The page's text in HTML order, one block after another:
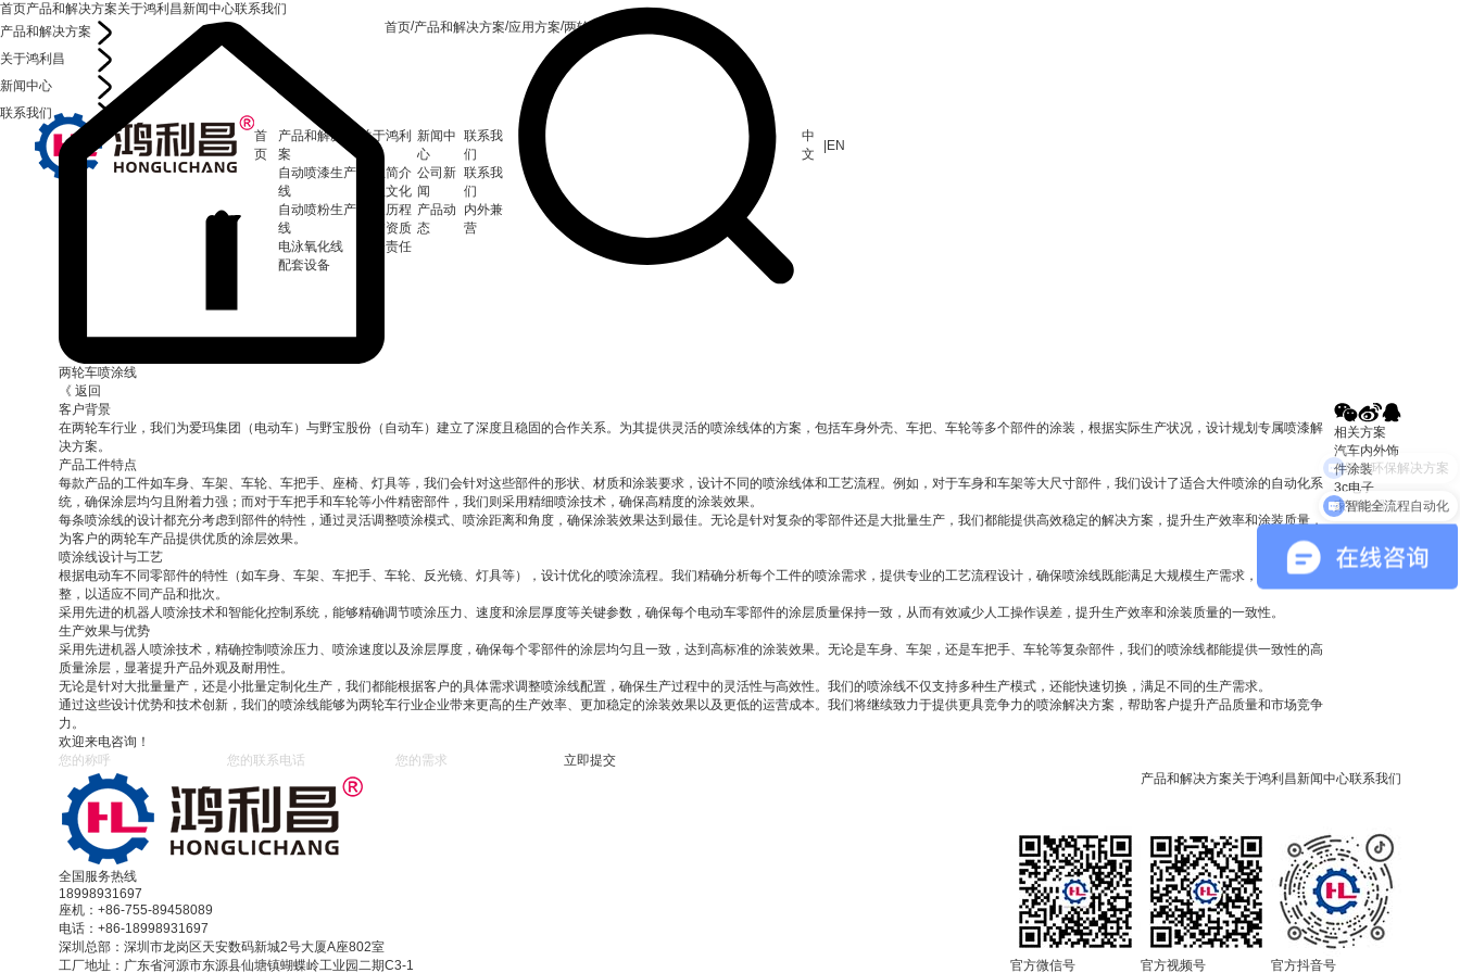
首
页
产品和解决方
案
自动喷漆生产
线
自动喷粉生产
线
电泳氧化线
配套设备
关于鸿利
企业简介
企业文化
发展历程
荣誉资质
社会责任
新闻中
心
公司新
闻
产品动
态
联系我
们
联系我
们
内外兼
营
中
文
EN
首页产品和解决方案关于鸿利昌新闻中心联系我们
产品和解决方案
关于鸿利昌
新闻中心
联系我们
首页/产品和解决方案/应用方案/两轮车喷涂线
两轮车喷涂线
《 返回
客户背景
在两轮车行业，我们为爱玛集团（电动车）与野宝股份（自动车）建立了深度且稳固的合作关系。为其提供灵活的喷涂线体的方案，包括车身外壳、车把、车轮等多个部件的涂装，根据实际生产状况，设计规划专属喷漆解
决方案。
产品工件特点
每款产品的工件如车身、车架、车轮、车把手、座椅、灯具等，我们会针对这些部件的形状、材质和涂装要求，设计不同的喷涂线体和工艺流程。例如，对于车身和车架等大尺寸部件，我们设计了适合大件喷涂的自动化系
统，确保涂层均匀且附着力强；而对于车把手和车轮等小件精密部件，我们则采用精细喷涂技术，确保高精度的涂装效果。
每条喷涂线的设计都充分考虑到部件的特性，通过灵活调整喷涂模式、喷涂距离和角度，确保涂装效果达到最佳。无论是针对复杂的零部件还是大批量生产，我们都能提供高效稳定的解决方案，提升生产效率和涂装质量，
为客户的两轮车产品提供优质的涂层效果。
喷涂线设计与工艺
根据电动车不同零部件的特性（如车身、车架、车把手、车轮、反光镜、灯具等），设计优化的喷涂流程。我们精确分析每个工件的喷涂需求，提供专业的工艺流程设计，确保喷涂线既能满足大规模生产需求，也能灵活调
整，以适应不同产品和批次。
采用先进的机器人喷涂技术和智能化控制系统，能够精确调节喷涂压力、速度和涂层厚度等关键参数，确保每个电动车零部件的涂层质量保持一致，从而有效减少人工操作误差，提升生产效率和涂装质量的一致性。
生产效果与优势
采用先进机器人喷涂技术，精确控制喷涂压力、喷涂速度以及涂层厚度，确保每个零部件的涂层均匀且一致，达到高标准的涂装效果。无论是车身、车架，还是车把手、车轮等复杂部件，我们的喷涂线都能提供一致性的高
质量涂层，显著提升产品外观及耐用性。
无论是针对大批量量产，还是小批量定制化生产，我们都能根据客户的具体需求调整喷涂线配置，确保生产过程中的灵活性与高效性。我们的喷涂线不仅支持多种生产模式，还能快速切换，满足不同的生产需求。
通过这些设计优势和技术创新，我们的喷涂线能够为两轮车行业企业带来更高的生产效率、更加稳定的涂装效果以及更低的运营成本。我们将继续致力于提供更具竞争力的喷涂解决方案，帮助客户提升产品质量和市场竞争
力。
相关方案
汽车内外饰
件涂装
3c电子
家用电器
欢迎来电咨询！
全国服务热线
18998931697
座机：+86-755-89458089
电话：+86-18998931697
深圳总部：深圳市龙岗区天安数码新城2号大厦A座802室
工厂地址：广东省河源市东源县仙塘镇蝴蝶岭工业园二期C3-1
产品和解决方案关于鸿利昌新闻中心联系我们
官方微信号 官方视频号 官方抖音号
智能全流程自动化
绿色环保解决方案